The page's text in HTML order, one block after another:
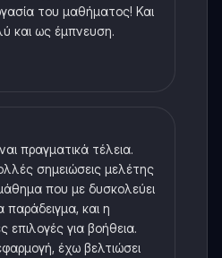
του μαθήματος! Και
και ως έμπνευση.
πραγματικά τέλεια.
σημειώσεις μελέτης
που με δυσκολεύει
παράδειγμα, και η
επιλογές για βοήθεια.
έχω βελτιώσει